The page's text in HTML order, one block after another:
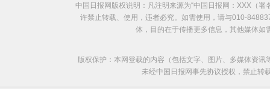
中国日报网版权说明：凡注明来源为“中国日报网：XXX（
许禁止转载、使用，违者必究。如需使用，请与010-
体，目的在于传播更多信息，其他媒体
版权保护：本网登载的内容（包括文字、图片、多媒体资
未经中国日报网事先协议授权，禁止转